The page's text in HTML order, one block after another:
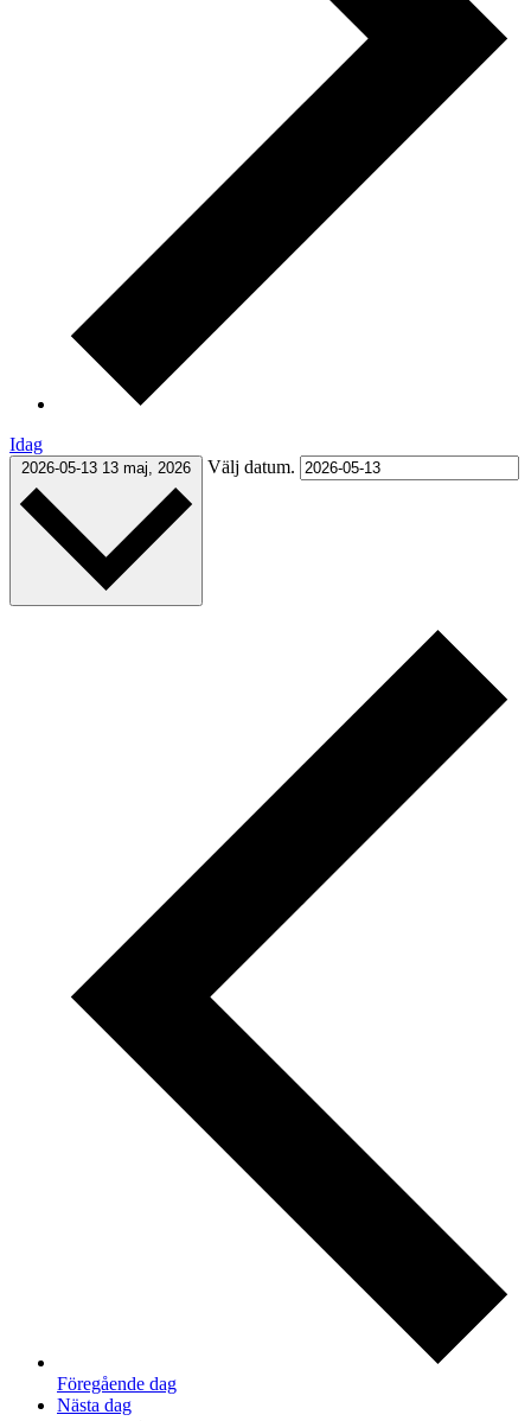
Idag
2026-05-13 13 maj, 2026 Välj datum.
Föregående dag
Nästa dag